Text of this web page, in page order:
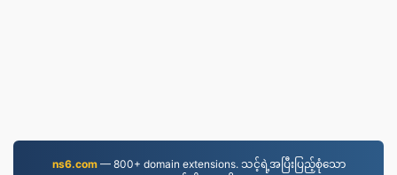
ns6.com— 800+ domain extensions. သင့်ရဲ့အပြီးပြည့်စုံသော